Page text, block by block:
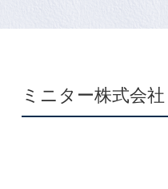
ミニター株式会社